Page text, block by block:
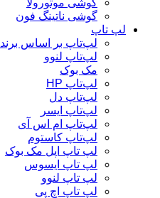
گوشی ناتینگ فون
لپ تاپ
لپ‌تاپ بر اساس برند
لپ‌تاپ لنوو
مک بوک
لپ‌تاپ HP
لپ‌تاپ دل
لپ‌تاپ ایسر
لپ‌تاپ ام اس آی
لپ‌تاپ کاستوم
لپ تاپ اپل مک بوک
لپ تاپ ایسوس
لپ تاپ لنوو
لپ تاپ اچ پی